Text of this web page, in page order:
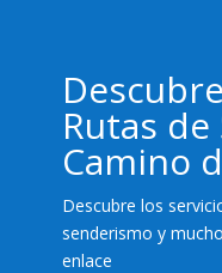
Rutas
Camino
Descubre los
senderismo y
enlace